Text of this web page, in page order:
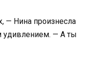
— Нина произнесла
удивлением. — А ты